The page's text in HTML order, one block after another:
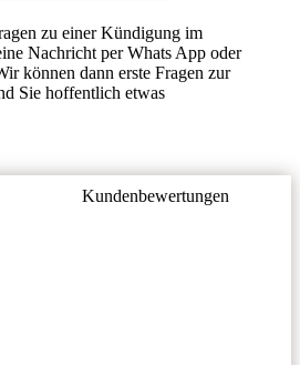
zu einer Kündigung im
Nachricht per Whats App oder
können dann erste Fragen zur
Sie hoffentlich etwas
Kundenbewertungen